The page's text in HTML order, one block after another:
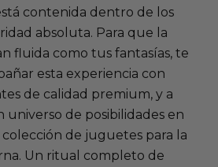
contenida dentro de los
absoluta. Para que la
fluida como tus fantasías, te
esta experiencia con
de calidad premium, y a
de posibilidades en
de juguetes para la
. Un ritual completo de